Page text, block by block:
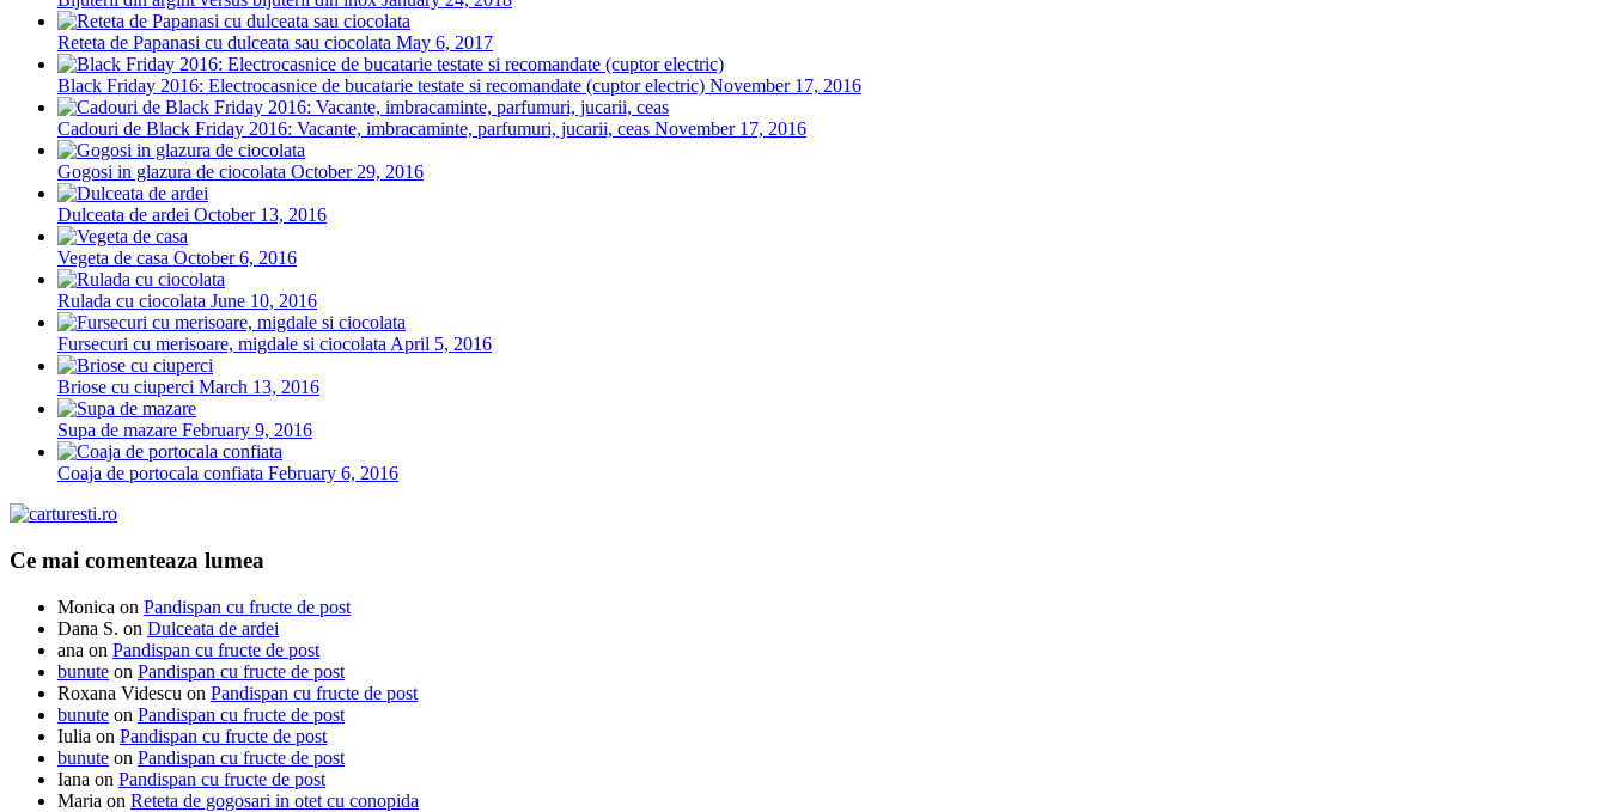
Reteta de Papanasi cu dulceata sau ciocolata May 6, 2017
Black Friday 2016: Electrocasnice de bucatarie testate si recomandate (cuptor electric) November 17, 2016
Cadouri de Black Friday 2016: Vacante, imbracaminte, parfumuri, jucarii, ceas November 17, 2016
Gogosi in glazura de ciocolata October 29, 2016
Dulceata de ardei October 13, 2016
Vegeta de casa October 6, 2016
Rulada cu ciocolata June 10, 2016
Fursecuri cu merisoare, migdale si ciocolata April 5, 2016
Briose cu ciuperci March 13, 2016
Supa de mazare February 9, 2016
Coaja de portocala confiata February 6, 2016
Ce mai comenteaza lumea
Monica on Pandispan cu fructe de post
Dana S. on Dulceata de ardei
ana on Pandispan cu fructe de post
bunute on Pandispan cu fructe de post
Roxana Videscu on Pandispan cu fructe de post
bunute on Pandispan cu fructe de post
Iulia on Pandispan cu fructe de post
bunute on Pandispan cu fructe de post
Iana on Pandispan cu fructe de post
Maria on Reteta de gogosari in otet cu conopida